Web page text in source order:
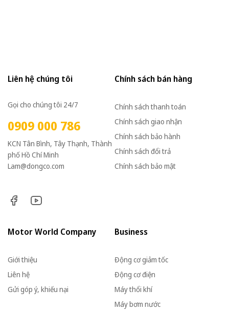
Liên hệ chúng tôi
Gọi cho chúng tôi 24/7
0909 000 786
KCN Tân Bình, Tây Thạnh, Thành
phố Hồ Chí Minh
Lam@dongco.com
Chính sách bán hàng
Chính sách thanh toán
Chính sách giao nhận
Chính sách bảo hành
Chính sách đổi trả
Chính sách bảo mật
Motor World Company
Giới thiệu
Liên hệ
Gửi góp ý, khiếu nại
Business
Động cơ giảm tốc
Động cơ điện
Máy thổi khí
Máy bơm nước